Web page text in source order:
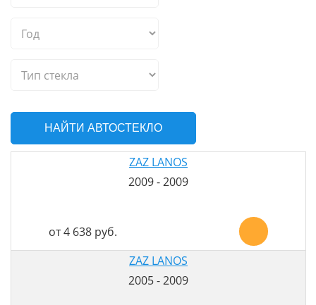
НАЙТИ АВТОСТЕКЛО
ZAZ LANOS
2009 - 2009
от 4 638 руб.
ZAZ LANOS
2005 - 2009